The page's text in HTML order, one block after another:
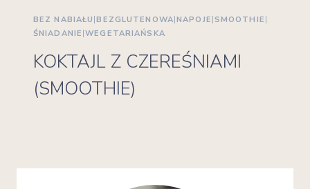
BEZ NABIAŁU |BEZGLUTENOWA |NAPOJE SMOOTHIE
ŚNIADANIE |WEGETARIAŃSKA
KOKTAJL Z CZEREŚNIAMI
(SMOOTHIE)